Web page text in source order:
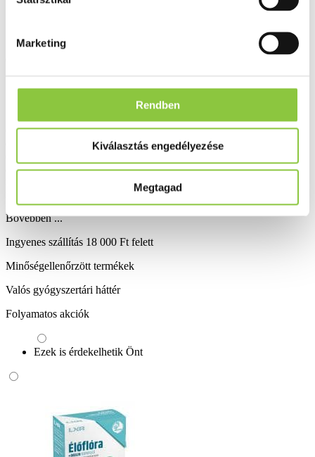
Marketing
Rendben
Kiválasztás engedélyezése
Megtagad
100%
*NRV%: Vitaminok, és ásványi anyagok napi beviteli referencia
Összetevők: Tengeri alga (Lithothamnion calcareum); tengeri
eredetű magnézium-hidroxid; vas-glükonát; fényező anyag
(zsírsavak, polietilénglikol); cink-citrát; stabilizátor (polivinil-
alkohol); színezékek (titán-dioxid, vas-oxidok); réz-glükonát;
mangán-szulfát; króm(III)-pikolinát; kálium-jodát; L-szeleno-
Bővebben ...
Ingyenes szállítás 18 000 Ft felett
Minőségellenőrzött termékek
Valós gyógyszertári háttér
Folyamatos akciók
Ezek is érdekelhetik Önt